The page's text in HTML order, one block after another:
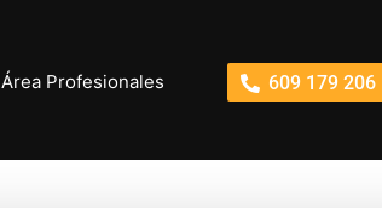
Área Profesionales 609 179 206